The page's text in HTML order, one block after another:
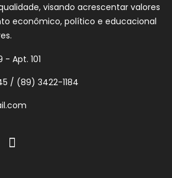
visando acrescentar valores
econômico, político e educacional
- Apt. 101
/ (89) 3422-1184